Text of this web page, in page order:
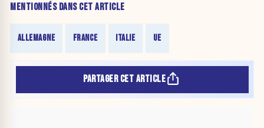
MENTIONNÉS DANS CET ARTICLE
ALLEMAGNE FRANCE ITALIE UE
PARTAGER CET ARTICLE